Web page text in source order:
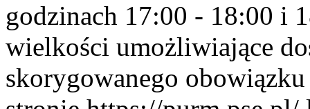
godzinach 17:00 - 18:00 i
wielkości umożliwiające
skorygowanego